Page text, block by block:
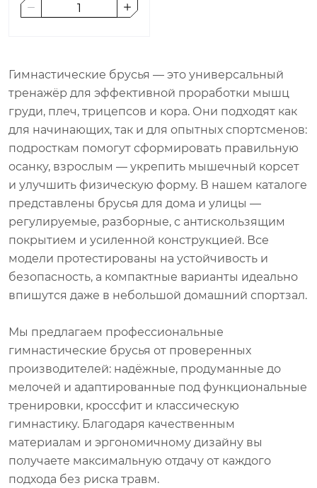
Гимнастические брусья — это универсальный
тренажёр для эффективной проработки мышц
груди, плеч, трицепсов и кора. Они подходят как
для начинающих, так и для опытных спортсменов:
подросткам помогут сформировать правильную
осанку, взрослым — укрепить мышечный корсет
и улучшить физическую форму. В нашем каталоге
представлены брусья для дома и улицы —
регулируемые, разборные, с антискользящим
покрытием и усиленной конструкцией. Все
модели протестированы на устойчивость и
безопасность, а компактные варианты идеально
впишутся даже в небольшой домашний спортзал.
Мы предлагаем профессиональные
гимнастические брусья от проверенных
производителей: надёжные, продуманные до
мелочей и адаптированные под функциональные
тренировки, кроссфит и классическую
гимнастику. Благодаря качественным
материалам и эргономичному дизайну вы
получаете максимальную отдачу от каждого
подхода без риска травм.